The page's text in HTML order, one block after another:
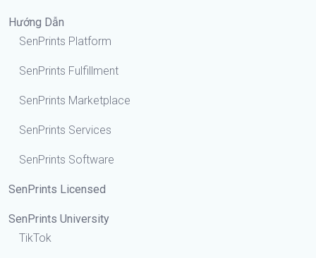
Hướng Dẫn
SenPrints Platform
SenPrints Fulfillment
SenPrints Marketplace
SenPrints Services
SenPrints Software
SenPrints Licensed
SenPrints University
TikTok